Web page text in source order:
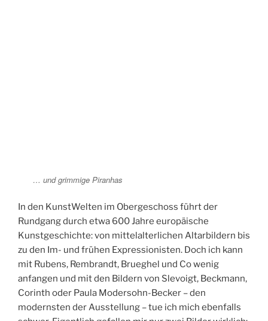
… und grimmige Piranhas
In den KunstWelten im Obergeschoss führt der
Rundgang durch etwa 600 Jahre europäische
Kunstgeschichte: von mittelalterlichen Altarbildern bis
zu den Im- und frühen Expressionisten. Doch ich kann
mit Rubens, Rembrandt, Brueghel und Co wenig
anfangen und mit den Bildern von Slevoigt, Beckmann,
Corinth oder Paula Modersohn-Becker – den
modernsten der Ausstellung – tue ich mich ebenfalls